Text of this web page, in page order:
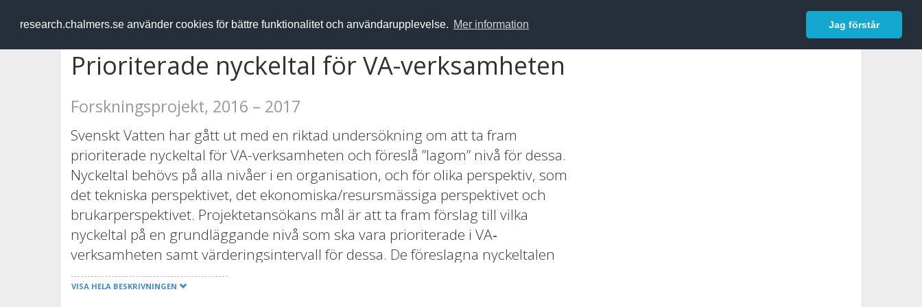
research.chalmers.se använder cookies för bättre funktionalitet och användarupplevelse. Mer information Jag förstår
RESEARCH.chalmers.se Logga in
Prioriterade nyckeltal för VA-verksamheten
Forskningsprojekt, 2016 – 2017
Svenskt Vatten har gått ut med en riktad undersökning om att ta fram
prioriterade nyckeltal för VA-verksamheten och föreslå ”lagom” nivå för dessa.
Nyckeltal behövs på alla nivåer i en organisation, och för olika perspektiv, som
det tekniska perspektivet, det ekonomiska/resursmässiga perspektivet och
brukarperspektivet. Projektetansökans mål är att ta fram förslag till vilka
nyckeltal på en grundläggande nivå som ska vara prioriterade i VA‐
verksamheten samt värderingsintervall för dessa. De föreslagna nyckeltalen
kommer att motiveras, förankras, värderas och prioriteras i projektgrupp och
referensgrupp. För varje prioriterat nyckeltal motiveras varför talet är med och
VISA HELA BESKRIVNINGEN